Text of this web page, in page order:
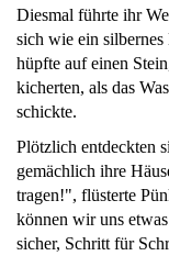
Diesmal führte ihr
sich wie ein
hüpfte auf einen
kicherten, als das
schickte.
Plötzlich entdeckten
gemächlich ihre
tragen!", flüsterte
können wir uns
sicher, Schritt für